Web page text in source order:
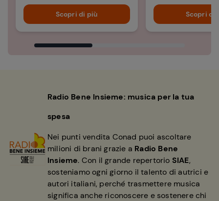
Scopri di più Scopri di
Radio Bene Insieme: musica per la tua
spesa
Nei punti vendita Conad puoi ascoltare
milioni di brani grazie a Radio Bene
Insieme. Con il grande repertorio SIAE,
sosteniamo ogni giorno il talento di autrici e
autori italiani, perché trasmettere musica
significa anche riconoscere e sostenere chi